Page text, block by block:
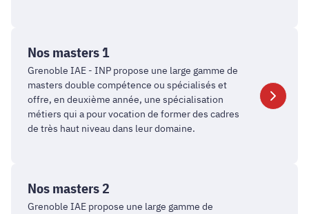
masters
Nos masters 1
Grenoble IAE - INP propose une large gamme de
masters double compétence ou spécialisés et
offre, en deuxième année, une spécialisation
métiers qui a pour vocation de former des cadres
de très haut niveau dans leur domaine.
masters
Nos masters 2
Grenoble IAE propose une large gamme de